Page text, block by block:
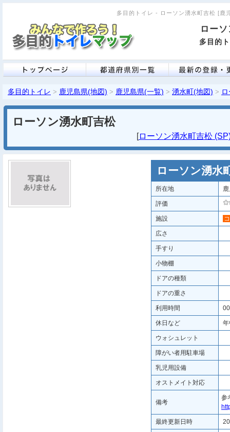
多目的トイレ - ローソン湧水町吉松 [
ロー
多目的
多目的トイレ > 鹿児島県(地図) > 鹿児島県(一覧) > 湧水町(地図) >
ローソン湧水町吉松
[ローソン湧水町吉松
ローソン湧水
所在地
評価
施設 コ
広さ
手すり
小物棚
ドアの種類
ドアの重さ
利用時間
休日など
ウォシュレット
障がい者用駐車場
乳児用設備
オストメイト対応
備考
参
最終更新日時